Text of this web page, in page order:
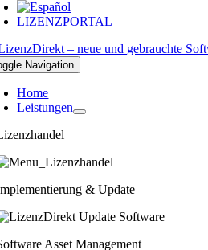
LIZENZPORTAL
Navigation
Home
Leistungen
& Update
Asset Management